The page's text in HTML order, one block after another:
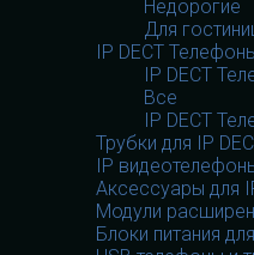
Недорогие
Для
IP DECT
IP DECT
Все
IP DECT
Трубки для IP
IP
Аксессуары для
Модули
Блоки питания